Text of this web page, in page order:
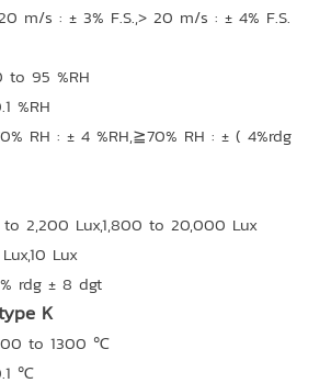
m/s : ± 3% F.S.,> 20 m/s : ± 4% F.S.
95 %RH
%RH
RH : ± 4 %RH,≧70% RH : ± ( 4%rdg
2,200 Lux,1,800 to 20,000 Lux
Lux
rdg ± 8 dgt
K
to 1300 ℃
℃